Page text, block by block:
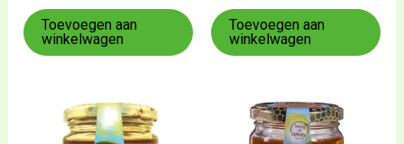
uit
5
Toevoegen aan
winkelwagen
uit
5
Toevoegen aan
winkelwagen